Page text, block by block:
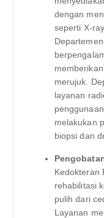
dengan
seperti X-
merujuk.
layanan
melakukan
biopsi dan
Kedokteran
rehabilitasi
pulih dari
Layanan